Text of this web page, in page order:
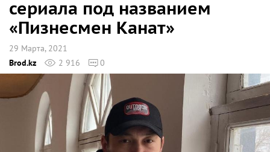
сериала под названием
«Пизнесмен Канат»
29 Марта, 2021
Brod.kz
2 916 0